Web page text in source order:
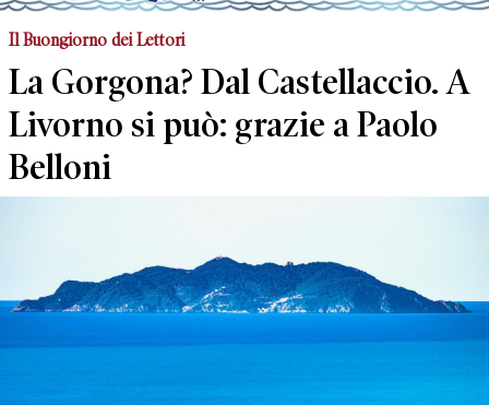
Il Buongiorno dei Lettori
La Gorgona? Dal Castellaccio. A
Livorno si può: grazie a Paolo
Belloni